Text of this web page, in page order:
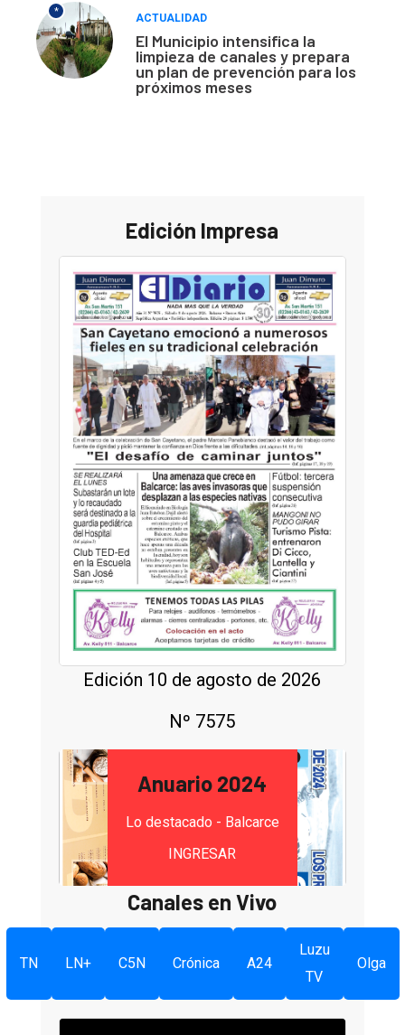
*
ACTUALIDAD
El Municipio intensifica la
limpieza de canales y prepara
un plan de prevención para los
próximos meses
Edición Impresa
Edición 10 de agosto de 2026
Nº 7575
Anuario 2024
Lo destacado - Balcarce
INGRESAR
Canales en Vivo
TN LN+ C5N Crónica A24
Luzu
TV
Olga